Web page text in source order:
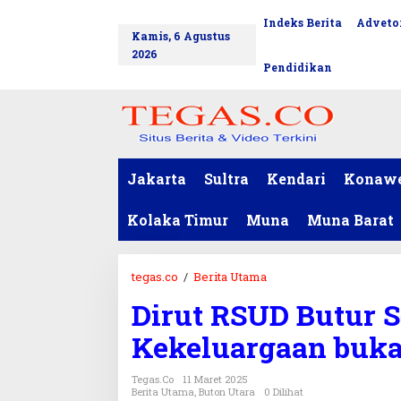
Kamis, 6 Agustus
2026
Indeks Berita
Pendidikan
Jakarta Sultra Kendari
Kolaka Timur Muna Muna Barat
tegas.co / Berita Utama
r
u
t
R
Dirut RSUD Butur
Kekeluargaan
Tegas.co
11 Maret 2025
Berita Utama, Buton Utara 0 Dilihat